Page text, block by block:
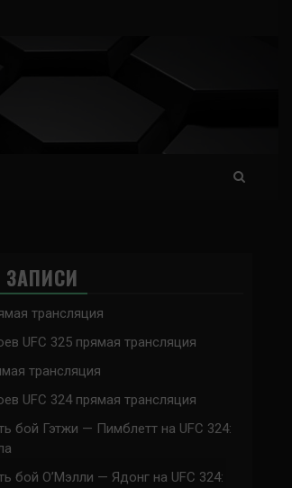
трансляция
UFC 325 прямая трансляция
трансляция
UFC 324 прямая трансляция
бой Гэтжи — Пимблетт на UFC 324:
бой О’Мэлли — Ядонг на UFC 324: